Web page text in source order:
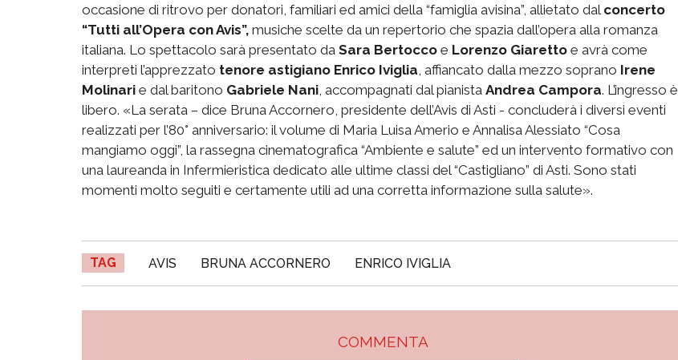
occasione di ritrovo per donatori, familiari ed amici della “famiglia avisina”, allietato dal concerto
“Tutti all’Opera con Avis”, musiche scelte da un repertorio che spazia dall’opera alla romanza
italiana. Lo spettacolo sarà presentato da Sara Bertocco e Lorenzo Giaretto e avrà come
interpreti l’apprezzato tenore astigiano Enrico Iviglia , affiancato dalla mezzo soprano Irene
Molinari e dal baritono Gabriele Nani , accompagnati dal pianista Andrea Campora. L’ingresso è
libero. «La serata – dice Bruna Accornero, presidente dell’Avis di Asti - concluderà i diversi eventi
realizzati per l’80° anniversario: il volume di Maria Luisa Amerio e Annalisa Alessiato “Cosa
mangiamo oggi”, la rassegna cinematografica “Ambiente e salute” ed un intervento formativo con
una laureanda in Infermieristica dedicato alle ultime classi del “Castigliano” di Asti. Sono stati
momenti molto seguiti e certamente utili ad una corretta informazione sulla salute».
TAG AVIS BRUNA ACCORNERO ENRICO IVIGLIA
COMMENTA